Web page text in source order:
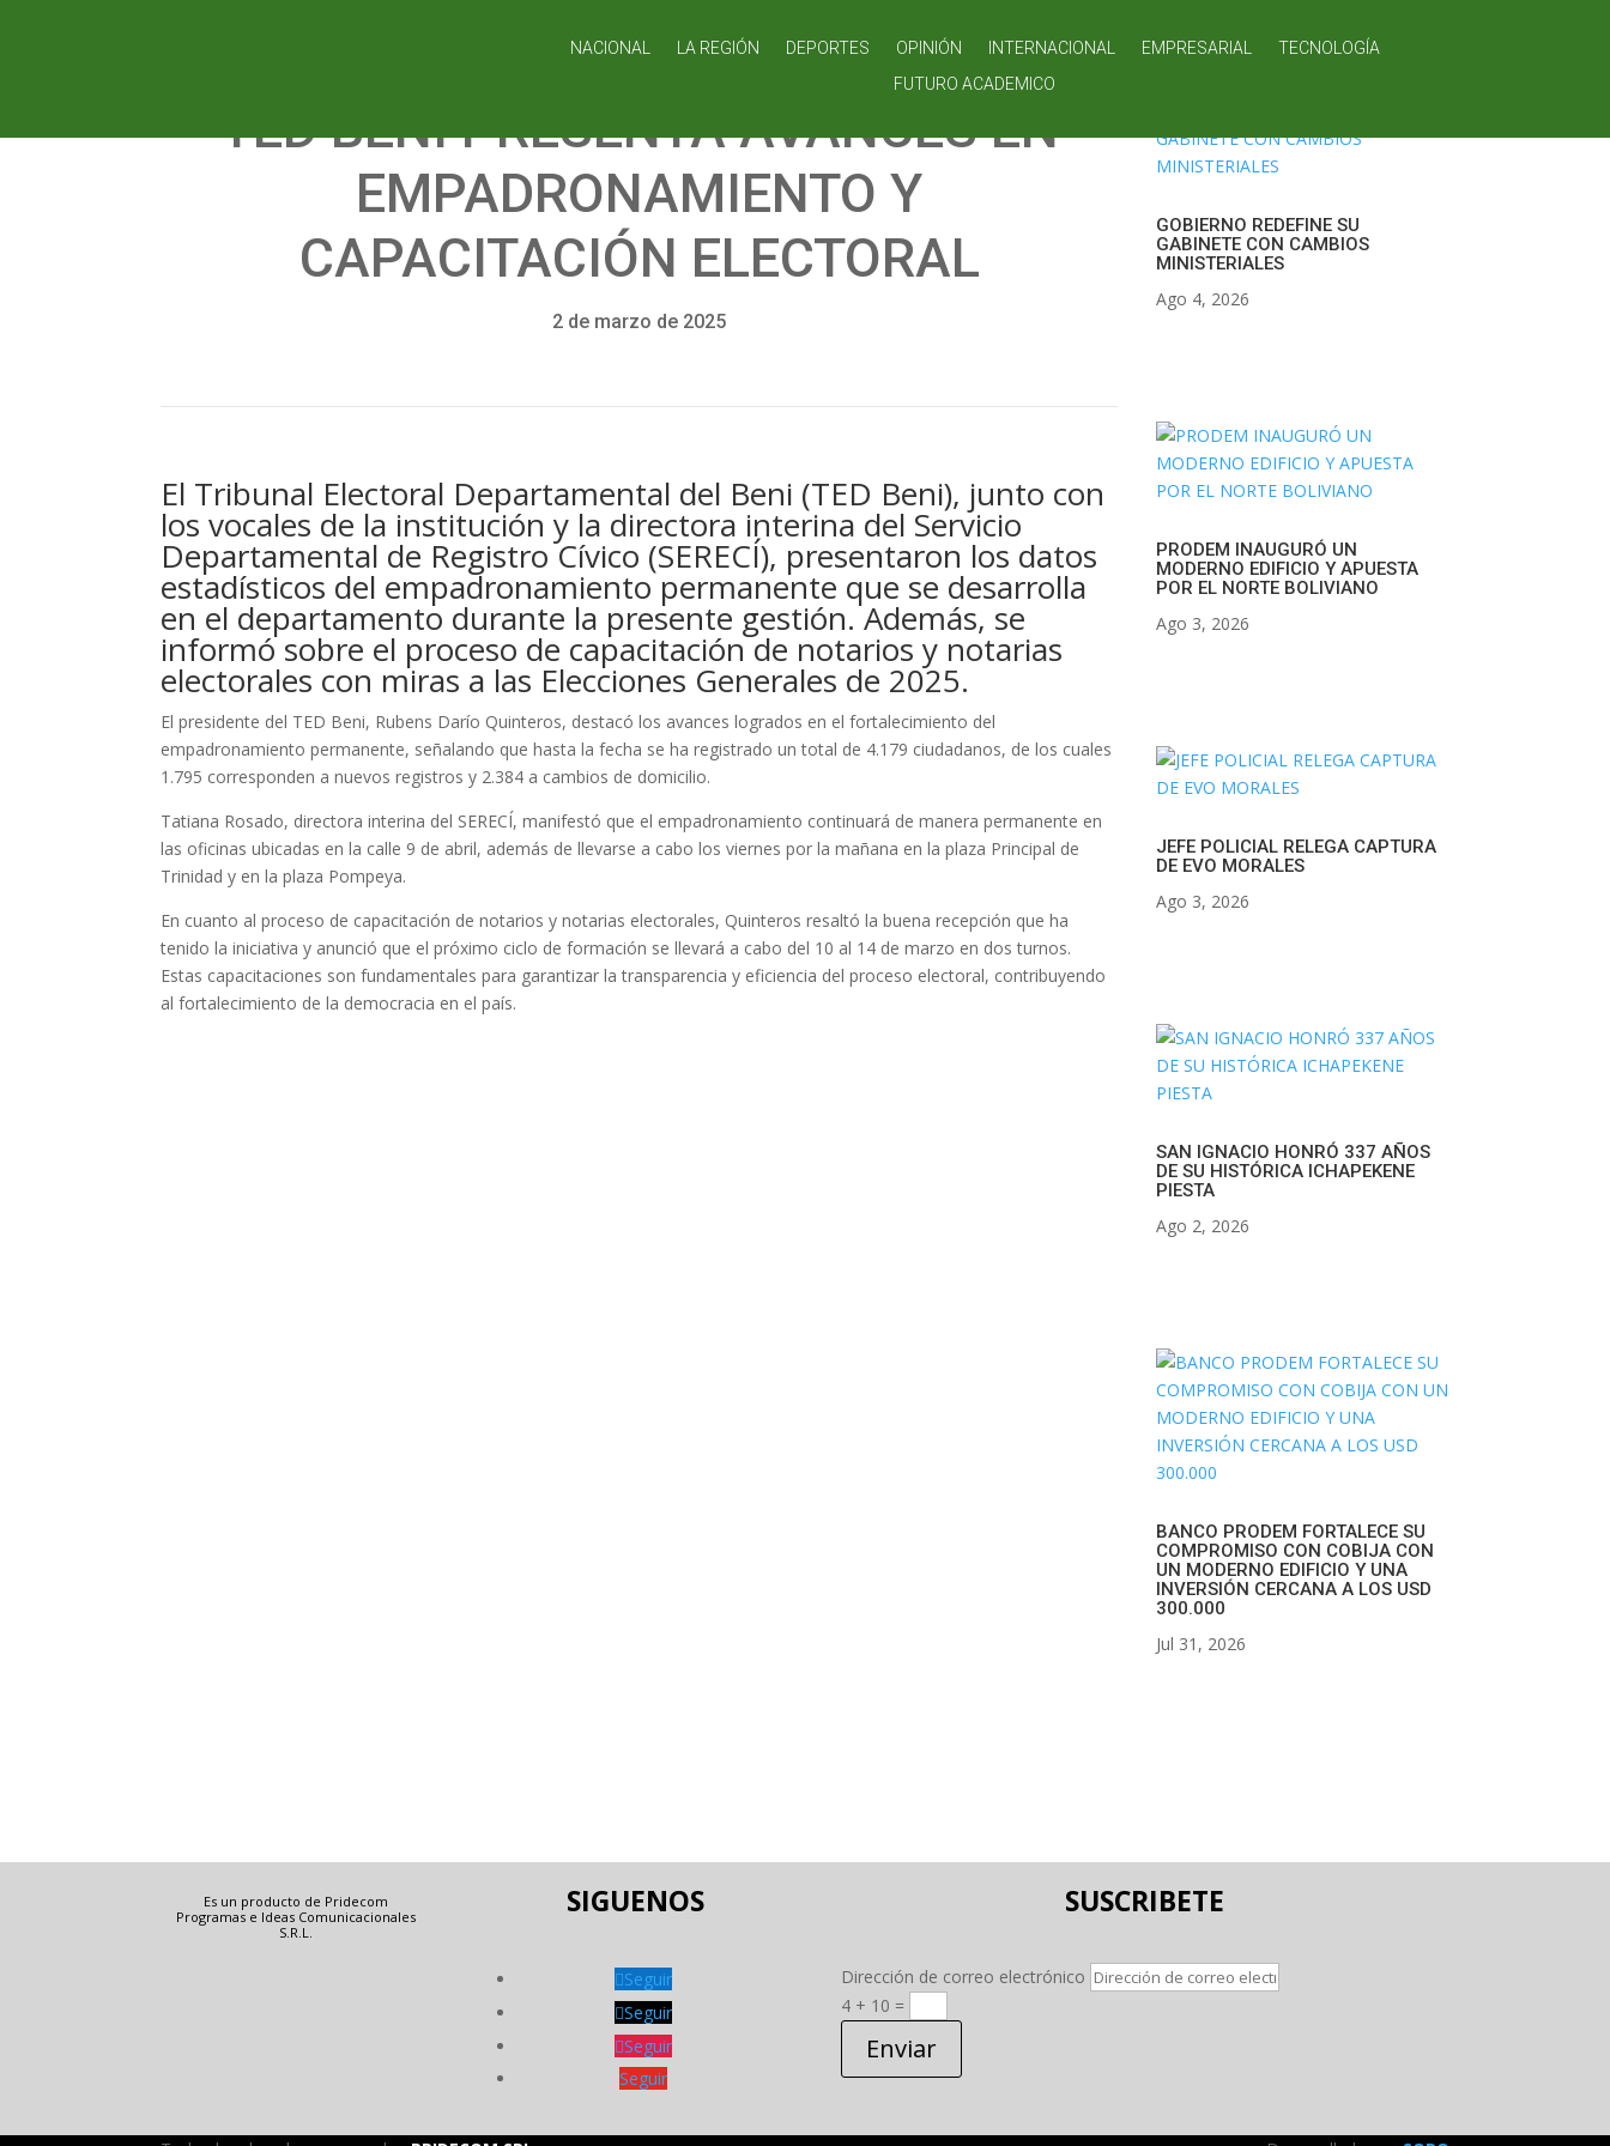
NACIONAL LA REGIÓN DEPORTES OPINIÓN INTERNACIONAL EMPRESARIAL
TECNOLOGÍA
FUTURO ACADEMICO
TED BENI PRESENTA AVANCES EN
EMPADRONAMIENTO Y
CAPACITACIÓN ELECTORAL
2 de marzo de 2025
El Tribunal Electoral Departamental del Beni (TED Beni), junto con
los vocales de la institución y la directora interina del Servicio
Departamental de Registro Cívico (SERECÍ), presentaron los datos
estadísticos del empadronamiento permanente que se desarrolla
en el departamento durante la presente gestión. Además, se
informó sobre el proceso de capacitación de notarios y notarias
electorales con miras a las Elecciones Generales de 2025.
El presidente del TED Beni, Rubens Darío Quinteros, destacó los avances logrados en el fortalecimiento del
empadronamiento permanente, señalando que hasta la fecha se ha registrado un total de 4.179 ciudadanos, de los cuales
1.795 corresponden a nuevos registros y 2.384 a cambios de domicilio.
Tatiana Rosado, directora interina del SERECÍ, manifestó que el empadronamiento continuará de manera permanente en
las oficinas ubicadas en la calle 9 de abril, además de llevarse a cabo los viernes por la mañana en la plaza Principal de
Trinidad y en la plaza Pompeya.
En cuanto al proceso de capacitación de notarios y notarias electorales, Quinteros resaltó la buena recepción que ha
tenido la iniciativa y anunció que el próximo ciclo de formación se llevará a cabo del 10 al 14 de marzo en dos turnos.
Estas capacitaciones son fundamentales para garantizar la transparencia y eficiencia del proceso electoral, contribuyendo
al fortalecimiento de la democracia en el país.
GOBIERNO REDEFINE SU
GABINETE CON CAMBIOS
MINISTERIALES
Ago 4, 2026
PRODEM INAUGURÓ UN
MODERNO EDIFICIO Y APUESTA
POR EL NORTE BOLIVIANO
Ago 3, 2026
JEFE POLICIAL RELEGA CAPTURA
DE EVO MORALES
Ago 3, 2026
SAN IGNACIO HONRÓ 337 AÑOS
DE SU HISTÓRICA ICHAPEKENE
PIESTA
Ago 2, 2026
BANCO PRODEM FORTALECE SU
COMPROMISO CON COBIJA CON
UN MODERNO EDIFICIO Y UNA
INVERSIÓN CERCANA A LOS USD
300.000
Jul 31, 2026
Es un producto de Pridecom
Programas e Ideas Comunicacionales
S.R.L.
SIGUENOS
Seguir
Seguir
Seguir
Seguir
SUSCRIBETE
Dirección de correo electrónico
4 + 10 =
Enviar